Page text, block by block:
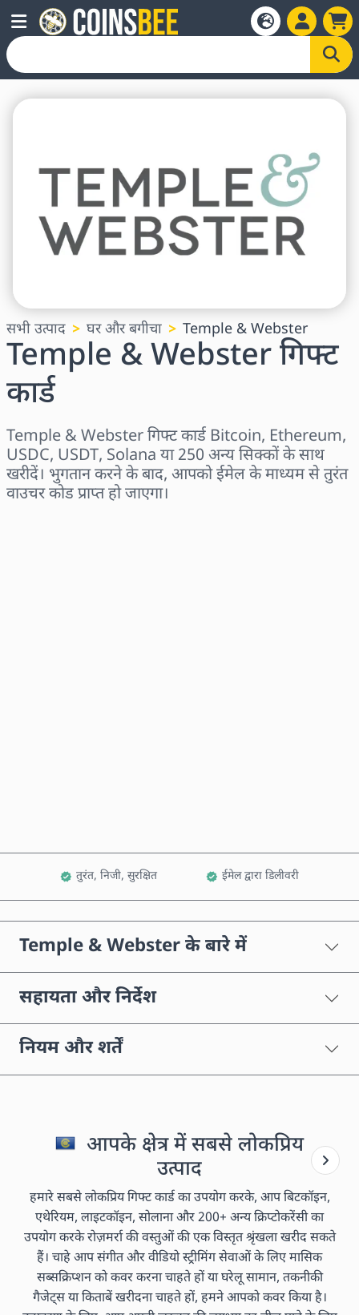
सभी उत्पाद घर और बगीचा Temple & Webster
Temple & Webster गिफ्ट
कार्ड
Temple & Webster गिफ्ट कार्ड Bitcoin, Ethereum,
USDC, USDT, Solana या 250 अन्य सिक्कों के साथ
खरीदें। भुगतान करने के बाद, आपको ईमेल के माध्यम से तुरंत
वाउचर कोड प्राप्त हो जाएगा।
तुरंत, निजी, सुरक्षित ईमेल द्वारा डिलीवरी
Temple & Webster के बारे में
सहायता और निर्देश
नियम और शर्तें
आपके क्षेत्र में सबसे लोकप्रिय
उत्पाद
हमारे सबसे लोकप्रिय गिफ्ट कार्ड का उपयोग करके, आप बिटकॉइन,
एथेरियम, लाइटकॉइन, सोलाना और 200+ अन्य क्रिप्टोकरेंसी का
उपयोग करके रोज़मर्रा की वस्तुओं की एक विस्तृत श्रृंखला खरीद सकते
हैं। चाहे आप संगीत और वीडियो स्ट्रीमिंग सेवाओं के लिए मासिक
सब्सक्रिप्शन को कवर करना चाहते हों या घरेलू सामान, तकनीकी
गैजेट्स या किताबें खरीदना चाहते हों, हमने आपको कवर किया है।